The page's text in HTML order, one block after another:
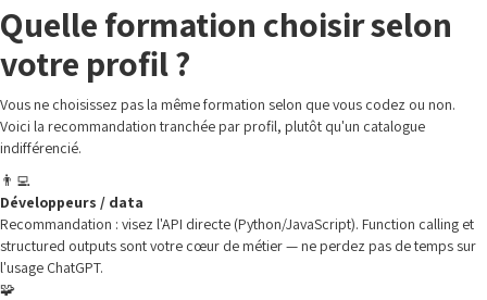
Quelle formation choisir selon
votre profil ?
Vous ne choisissez pas la même formation selon que vous codez ou non.
Voici la recommandation tranchée par profil, plutôt qu'un catalogue
indifférencié.
👨‍💻
Développeurs / data
Recommandation : visez l'API directe (Python/JavaScript). Function calling et
structured outputs sont votre cœur de métier — ne perdez pas de temps sur
l'usage ChatGPT.
🧩